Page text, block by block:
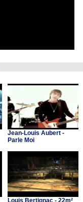
Jean-Louis Aubert -
Parle Moi
Louis Bertignac - 22m²